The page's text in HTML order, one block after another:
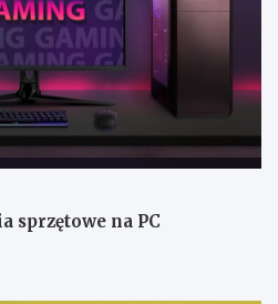
sprzętowe na PC